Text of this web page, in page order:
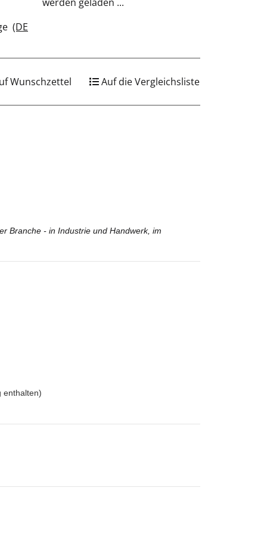
(DE
Wunschzettel Auf die Vergleichsliste
Branche - in Industrie und Handwerk, im
enthalten)